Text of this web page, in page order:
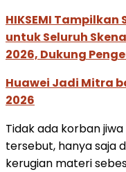
HIKSEMI
untuk Seluruh
2026, Dukung
Huawei Jadi Mitra
2026
Tidak ada korban
tersebut, hanya saja
kerugian materi